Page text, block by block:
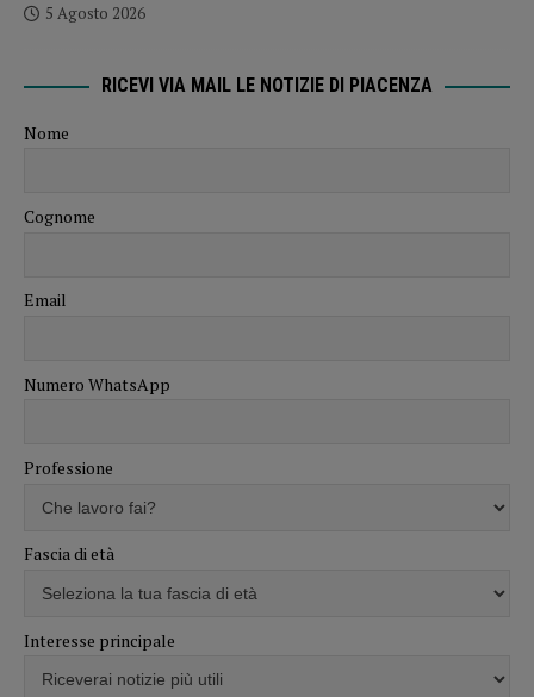
5 Agosto 2026
RICEVI VIA MAIL LE NOTIZIE DI PIACENZA
Nome
Cognome
Email
Numero WhatsApp
Professione
Fascia di età
Interesse principale